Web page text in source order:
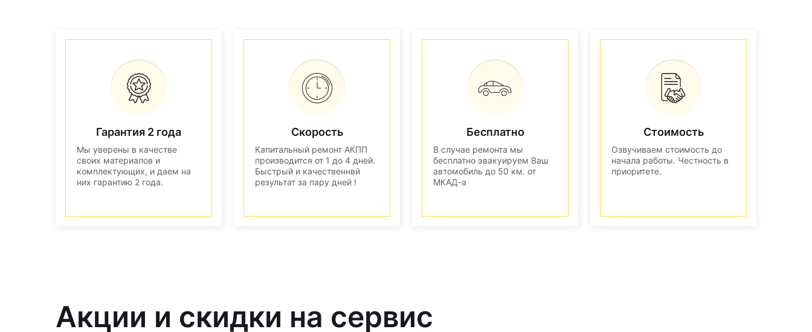
Гарантия 2 года
Мы уверены в качестве
своих материалов и
комплектующих, и даем на
них гарантию 2 года.
Скорость
Капитальный ремонт АКПП
производится от 1 до 4 дней.
Быстрый и качественнвй
результат за пару дней !
Бесплатно
В случае ремонта мы
бесплатно эвакуируем Ваш
автомобиль до 50 км. от
МКАД-а
Стоимость
Озвучиваем стоимость до
начала работы. Честность в
приоритете.
Акции и скидки на сервис